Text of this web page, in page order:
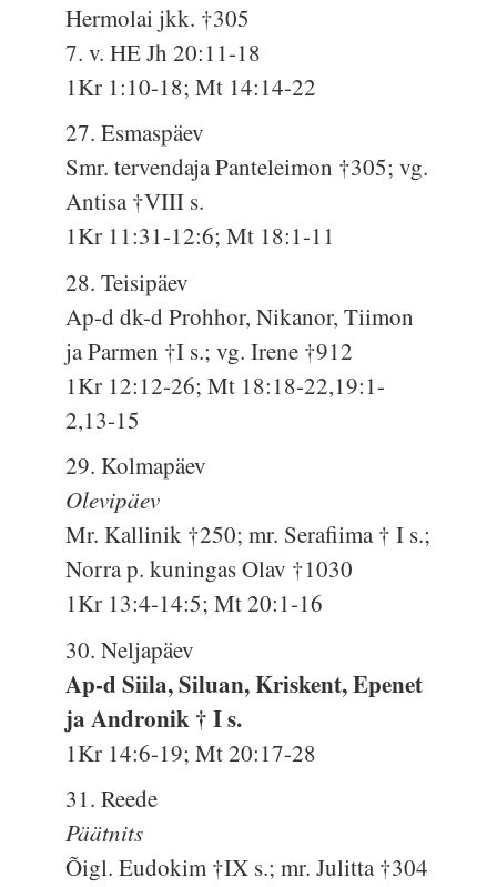
Hermolai jkk. †305
7. v. HE Jh 20:11-18
1Kr 1:10-18; Mt 14:14-22
27. Esmaspäev
Smr. tervendaja Panteleimon †305; vg.
Antisa †VIII s.
1Kr 11:31-12:6; Mt 18:1-11
28. Teisipäev
Ap-d dk-d Prohhor, Nikanor, Tiimon
ja Parmen †I s.; vg. Irene †912
1Kr 12:12-26; Mt 18:18-22,19:1-
2,13-15
29. Kolmapäev
Olevipäev
Mr. Kallinik †250; mr. Serafiima † I s.;
Norra p. kuningas Olav †1030
1Kr 13:4-14:5; Mt 20:1-16
30. Neljapäev
Ap-d Siila, Siluan, Kriskent, Epenet
ja Andronik † I s.
1Kr 14:6-19; Mt 20:17-28
31. Reede
Päätnits
Õigl. Eudokim †IX s.; mr. Julitta †304